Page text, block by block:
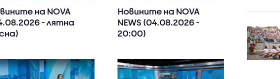
на NOVA
- лятна
Новините на NOVA
NEWS (04.08.2026 -
20:00)